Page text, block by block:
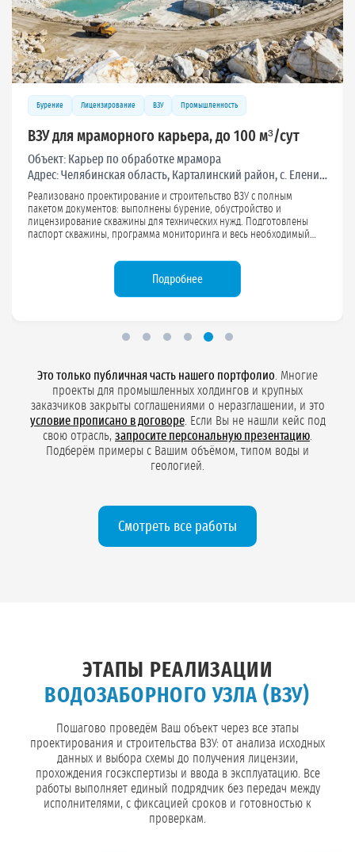
Лицензирование ВЗУ Посёлки и СНТ
ВЗУ для коттеджного поселка, до 100 м³/сут
Объект: Коттеджный поселок «Мишкин лес»
Адрес:Московская область, Дмитровский р-он, с/п Габовское, д. Шихово
Выполнено проектирование и строительство ВЗУ с полным пакетом
документов: оформлена лицензия на хозяйственно-питьевую воду
до 100 м³/сут для коммерческого поселка, разработаны зоны
санитарной охраны (ЗСО), программа мониторинга и подготовлен
Подробности проекта
Это только публичная часть нашего портфолио . Многие
проекты для промышленных холдингов и крупных
заказчиков закрыты соглашениями о неразглашении, и это
условие прописано в договоре. Если Вы не нашли кейс под
свою отрасль, запросите персональную презентацию
Подберём примеры с Вашим объёмом, типом воды и
геологией.
Смотреть все работы
ЭТАПЫ РЕАЛИЗАЦИИ
ВОДОЗАБОРНОГО УЗЛА (ВЗУ)
Пошагово проведём Ваш объект через все этапы
проектирования и строительства ВЗУ: от анализа исходных
данных и выбора схемы до получения лицензии,
прохождения госэкспертизы и ввода в эксплуатацию. Все
работы выполняет единый подрядчик без передач между
исполнителями, с фиксацией сроков и готовностью к
проверкам.